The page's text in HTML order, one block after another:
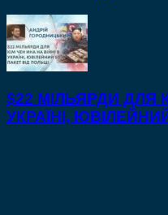
$22 МІЛЬЯРДИ ДЛЯ
УКРАЇНІ,